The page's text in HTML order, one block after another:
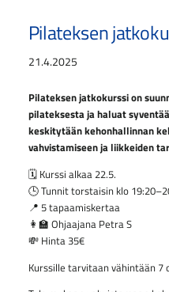
Pilateksen
21.4.2025
Pilateksen jatkokurssi on
pilateksesta ja haluat
keskitytään kehonhallinnan
vahvistamiseen ja liikkeiden
🗓 Kurssi alkaa 22.5.
🕒 Tunnit torstaisin klo
📍 5 tapaamiskertaa
👩‍🏫 Ohjaajana Petra S
💸 Hinta 35€
Kurssille tarvitaan vähintään